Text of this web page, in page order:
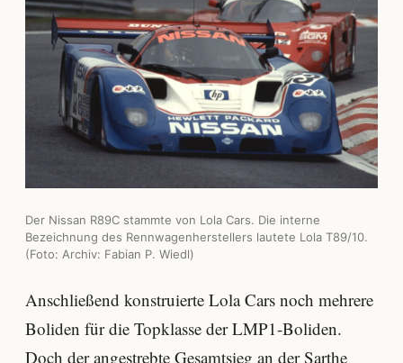
Der Nissan R89C stammte von Lola Cars. Die interne
Bezeichnung des Rennwagenherstellers lautete Lola T89/10.
(Foto: Archiv: Fabian P. Wiedl)
Anschließend konstruierte Lola Cars noch mehrere
Boliden für die Topklasse der LMP1-Boliden.
Doch der angestrebte Gesamtsieg an der Sarthe